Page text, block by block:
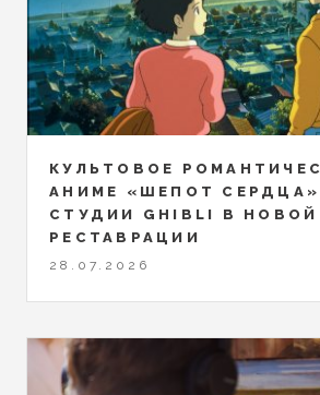
КУЛЬТОВОЕ
АНИМЕ «ШЕПОТ
СТУДИИ GHIBLI В НОВОЙ
РЕСТАВРАЦИИ
28.07.2026